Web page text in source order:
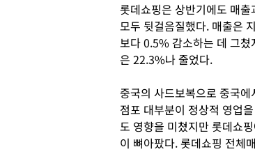
롯데쇼핑은 상반기에도 매출
모두 뒷걸음질했다. 매출은
보다 0.5% 감소하는 데 그쳤
은 22.3%나 줄었다.
중국의 사드보복으로 중국에
점포 대부분이 정상적 영업
도 영향을 미쳤지만 롯데쇼
이 뼈아팠다. 롯데쇼핑 전체